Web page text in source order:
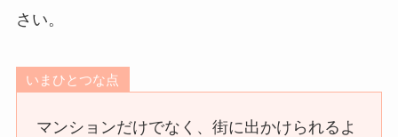
さい。
いまひとつな点
マンションだけでなく、街に出かけられるよ